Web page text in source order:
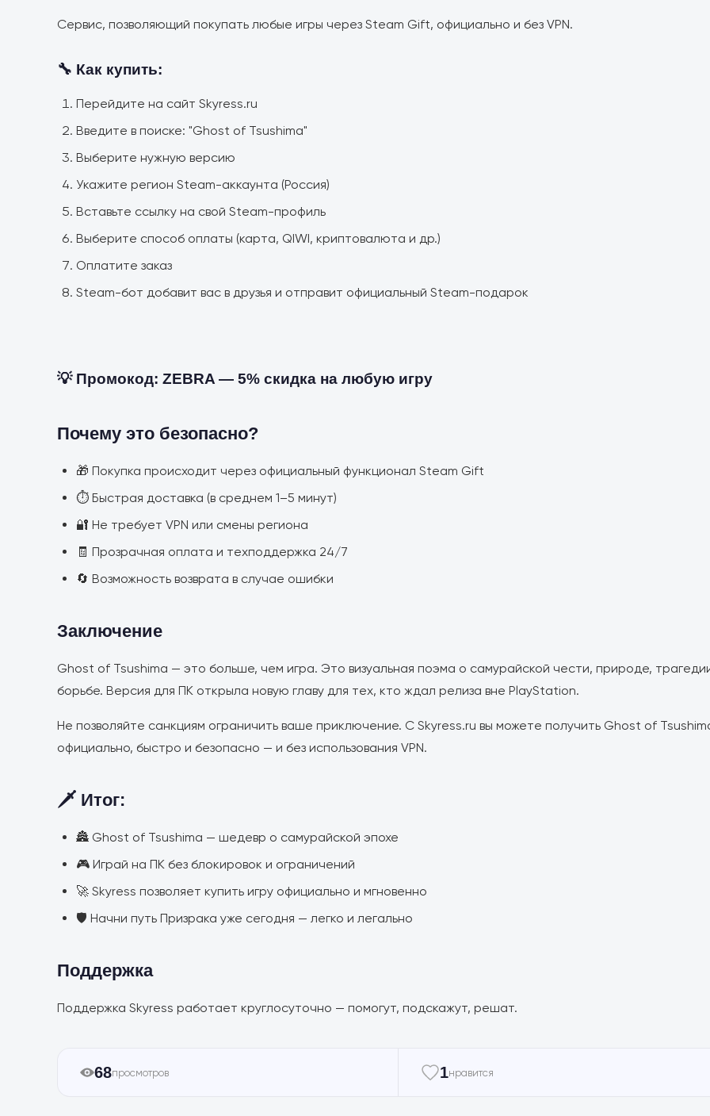
Сервис, позволяющий покупать любые игры через Steam Gift, официально и без VPN.
🔧 Как купить:
Перейдите на сайт Skyress.ru
Введите в поиске: "Ghost of Tsushima"
Выберите нужную версию
Укажите регион Steam-аккаунта (Россия)
Вставьте ссылку на свой Steam-профиль
Выберите способ оплаты (карта, QIWI, криптовалюта и др.)
Оплатите заказ
Steam-бот добавит вас в друзья и отправит официальный Steam-подарок
💡 Промокод: ZEBRA — 5% скидка на любую игру
Почему это безопасно?
🎁 Покупка происходит через официальный функционал Steam Gift
⏱️ Быстрая доставка (в среднем 1–5 минут)
🔐 Не требует VPN или смены региона
🧾 Прозрачная оплата и техподдержка 24/7
🔄 Возможность возврата в случае ошибки
Заключение
Ghost of Tsushima — это больше, чем игра. Это визуальная поэма о самурайской чести, природе,
борьбе. Версия для ПК открыла новую главу для тех, кто ждал релиза вне PlayStation.
Не позволяйте санкциям ограничить ваше приключение. С Skyress.ru вы можете получить Ghost of
официально, быстро и безопасно — и без использования VPN.
🗡️ Итог:
🏯 Ghost of Tsushima — шедевр о самурайской эпохе
🎮 Играй на ПК без блокировок и ограничений
🚀 Skyress позволяет купить игру официально и мгновенно
🛡️ Начни путь Призрака уже сегодня — легко и легально
Поддержка
Поддержка Skyress работает круглосуточно — помогут, подскажут, решат.
68просмотров 1нравится